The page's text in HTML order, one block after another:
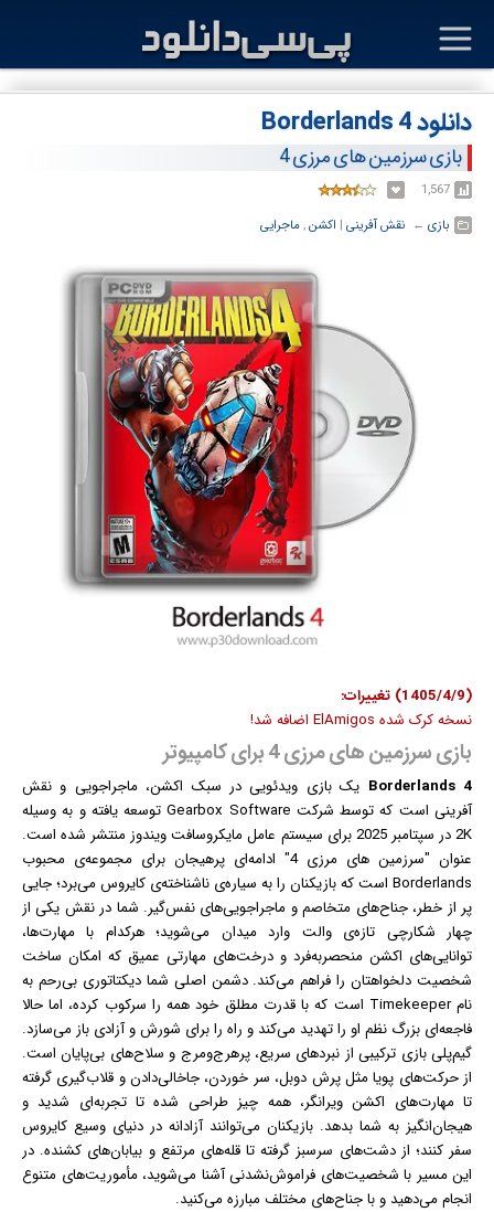
دانلود Borderlands 4
بازی سرزمین های مرزی 4
1,567
بازی ← ‏ نقش آفرینی ‏| اکشن,ماجرایی
(1405/4/9) تغییرات:
نسخه کرک شده ElAmigos اضافه شد!
بازی سرزمین های مرزی 4 برای کامپیوتر
Borderlands 4 یکبازی ویدئویی در سبک اکشن، ماجراجویی و نقش
آفرینی است که توسط شرکت Gearbox Software توسعه یافته و به وسیله
2K در سپتامبر 2025 برای سیستم عامل مایکروسافت
ویندوز منتشر شده است.
عنوان "سرزمین های مرزی 4" ادامه‌ای پرهیجان برای مجموعه‌ی محبوب
Borderlands است که بازیکنان را به سیاره‌ی ناشناخته‌ی کایروس می‌برد؛ جایی
پر از خطر، جناح‌های متخاصم و ماجراجویی‌های نفس‌گیر. شما در نقش یکی از
چهار شکارچی تازه‌ی والت وارد میدان می‌شوید؛ هرکدام با مهارت‌ها،
توانایی‌های اکشن منحصربه‌فرد و درخت‌های مهارتی عمیق که امکان ساخت
شخصیت دلخواهتان را فراهم می‌کند. دشمن اصلی شما دیکتاتوری بی‌رحم به
نام Timekeeper است که با قدرت مطلق خود همه را سرکوب کرده، اما حالا
فاجعه‌ای بزرگ نظم او را تهدید می‌کند و راه را برای شورش و آزادی باز می‌سازد.
گیم‌پلی بازی ترکیبی از نبردهای سریع، پرهرج‌ومرج و سلاح‌های بی‌پایان است.
از حرکت‌های پویا مثل پرش دوبل، سر خوردن، جاخالی‌دادن و قلاب‌گیری گرفته
تا مهارت‌های اکشن ویرانگر، همه چیز طراحی شده تا تجربه‌ای شدید و
هیجان‌انگیز به شما بدهد. بازیکنان می‌توانند آزادانه در دنیای وسیع کایروس
سفر کنند؛ از دشت‌های سرسبز گرفته تا قله‌های مرتفع و بیابان‌های کشنده. در
این مسیر با شخصیت‌های فراموش‌نشدنی آشنا می‌شوید، مأموریت‌های متنوع
انجام می‌دهید و با جناح‌های مختلف مبارزه می‌کنید.